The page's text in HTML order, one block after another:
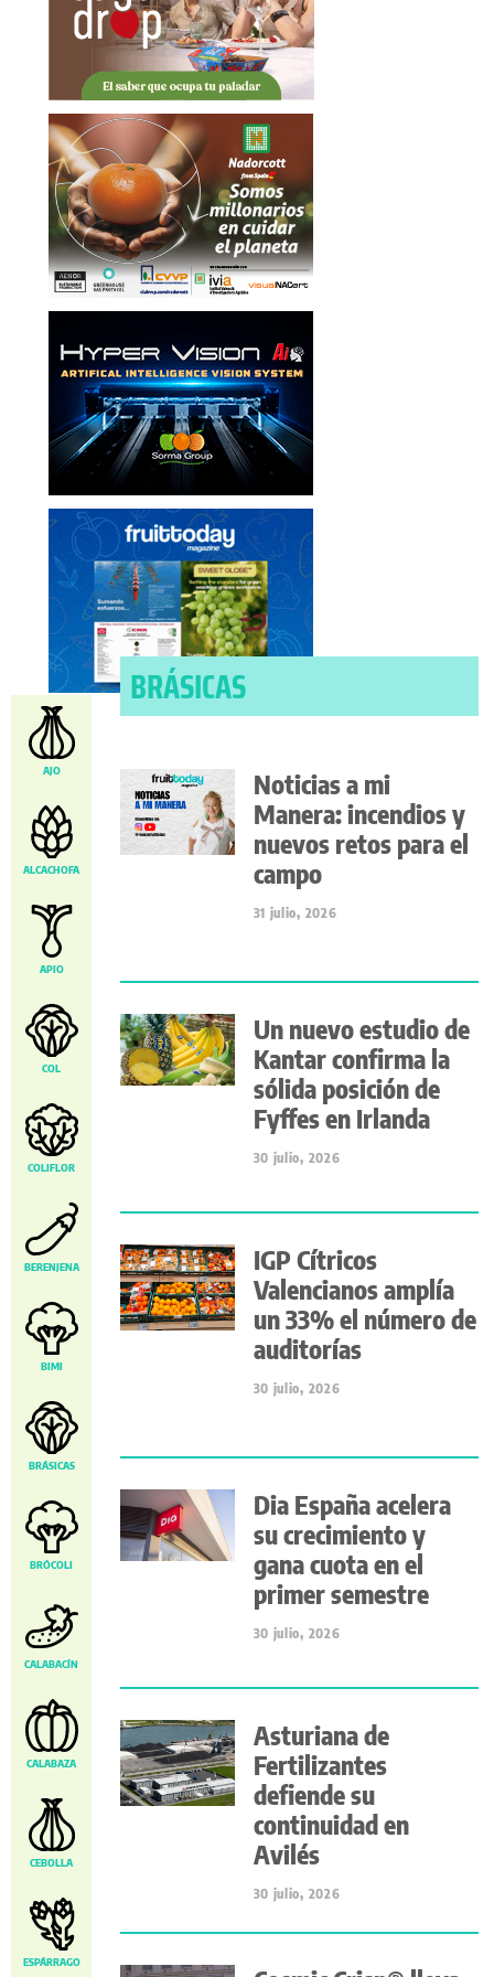
AJO
ALCACHOFA
APIO
COL
COLIFLOR
BERENJENA
BIMI
BRÁSICAS
BRÓCOLI
CALABACÍN
CALABAZA
CEBOLLA
ESPÁRRAGO
BRÁSICAS
Noticias a mi
Manera: incendios y
nuevos retos para el
campo
31 julio, 2026
Un nuevo estudio de
Kantar confirma la
sólida posición de
Fyffes en Irlanda
30 julio, 2026
IGP Cítricos
Valencianos amplía
un 33% el número de
auditorías
30 julio, 2026
Dia España acelera
su crecimiento y
gana cuota en el
primer semestre
30 julio, 2026
Asturiana de
Fertilizantes
defiende su
continuidad en
Avilés
30 julio, 2026